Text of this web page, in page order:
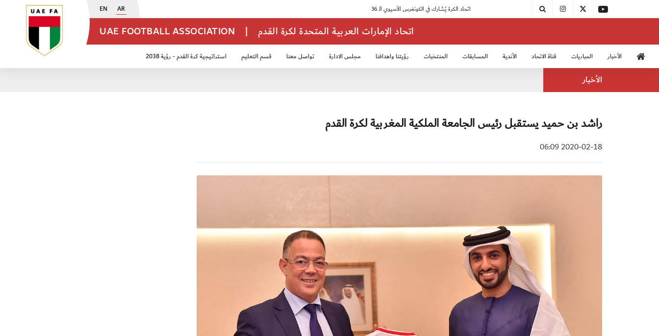
EN AR
UAE FOOTBALL ASSOCIATION | اتحاد الإمارات العربية المتحدة لكرة القدم
الأخبار المباريات قناة الاتحاد الأندية المسابقات المنتخبات رؤيتنا واهدافنا مجلس الادارة تواصل معنا قسم التعليم استراتيجية كرة القدم - رؤية 2038
الأخبار
راشد بن حميد يستقبل رئيس الجامعة الملكية المغربية لكرة القدم
2020-02-18 06:09